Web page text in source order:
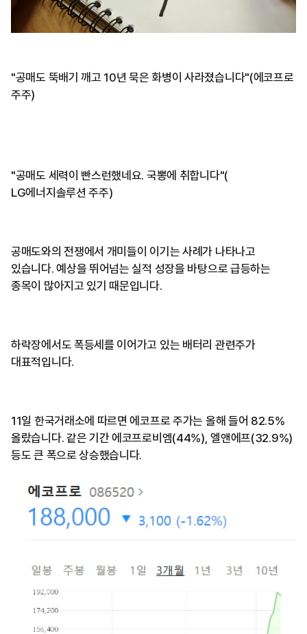
"공매도 뚝배기 깨고 10년 묵은 화병이 사라졌습니다"(에코프로
주주)
"공매도 세력이 빤스런했네요. 국뽕에 취합니다"(
LG에너지솔루션 주주)
공매도와의 전쟁에서 개미들이 이기는 사례가 나타나고
있습니다. 예상을 뛰어넘는 실적 성장을 바탕으로 급등하는
종목이 많아지고 있기 때문입니다.
하락장에서도 폭등세를 이어가고 있는 배터리 관련주가
대표적입니다.
11일 한국거래소에 따르면 에코프로 주가는 올해 들어 82.5%
올랐습니다. 같은 기간 에코프로비엠(44%), 엘앤에프(32.9%)
등도 큰 폭으로 상승했습니다.